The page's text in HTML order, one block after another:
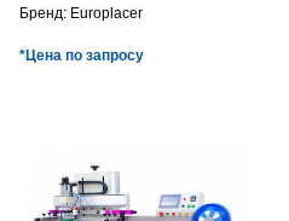
Бренд: Europlacer
*Цена по запросу